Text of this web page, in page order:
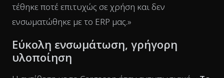
τέθηκε ποτέ επιτυχώς σε χρήση και δεν
ενσωματώθηκε με το ERP μας.»
Εύκολη ενσωμάτωση, γρήγορη
υλοποίηση